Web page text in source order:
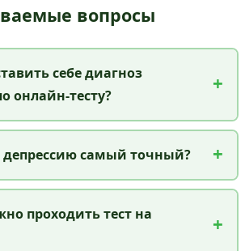
вопросы
себе диагноз
онлайн-тесту?
депрессию самый точный?
проходить тест на